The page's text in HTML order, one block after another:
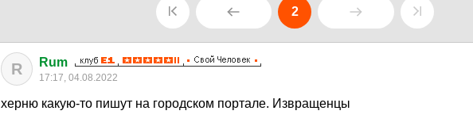
2
R Rum
17:17, 04.08.2022
херню какую-то пишут на городском портале. Извращенцы